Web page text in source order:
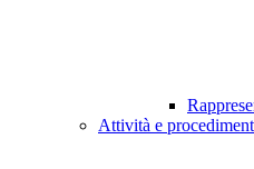
Attività e